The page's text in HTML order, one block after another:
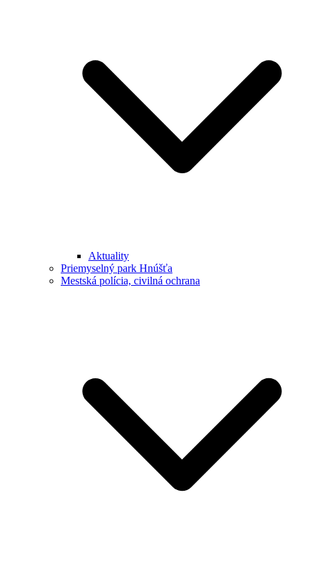
Aktuality
Priemyselný park Hnúšťa
Mestská polícia, civilná ochrana